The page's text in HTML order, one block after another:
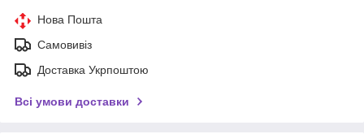
Нова Пошта
Самовивіз
Доставка Укрпоштою
Всі умови доставки